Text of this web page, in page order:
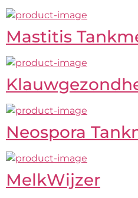
Mastitis
Neospora
MelkWijzer